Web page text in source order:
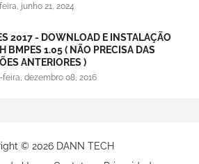
junho 21, 2024
2017 - DOWNLOAD E INSTALAÇÃO
BMPES 1.05 ( NÃO PRECISA DAS
ANTERIORES )
dezembro 08, 2016
© 2026 DANN TECH